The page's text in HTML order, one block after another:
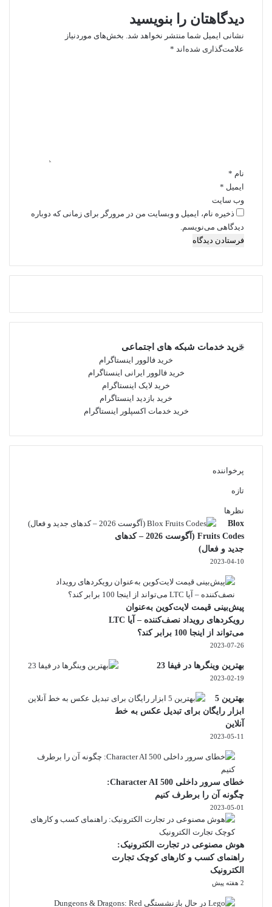
دیدگاهتان را بنویسید
نشانی ایمیل شما منتشر نخواهد شد. بخش‌های موردنیاز
علامت‌گذاری شده‌اند *
نام *
ایمیل *
وب‌ سایت
ذخیره نام، ایمیل و وبسایت من در مرورگر برای زمانی که دوباره
دیدگاهی می‌نویسم.
خرید خدمات شبکه های اجتماعی
خرید فالوور اینستاگرام
خرید فالوور ایرانی اینستاگرام
خرید لایک اینستاگرام
خرید بازدید اینستاگرام
خرید خدمات اکسپلور اینستاگرام
پرخواننده
تازه
نظرها
Blox
Fruits Codes (آگوست 2026 – کدهای
جدید و فعال)
2023-04-10
پیش‌بینی قیمت لایت‌کوین به‌عنوان
رویکردهای رویداد نصف‌کننده – آیا LTC
می‌تواند از اینجا 100 برابر کند؟
2023-07-26
بهترین وینگرها در فیفا 23
2023-02-19
بهترین 5
ابزار رایگان برای تبدیل عکس به خط
آنلاین
2023-05-11
خطای سرور داخلی Character AI 500:
چگونه آن را برطرف کنیم
2023-05-01
هوش مصنوعی در تجارت الکترونیک:
راهنمای کسب و کارهای کوچک تجارت
الکترونیک
2 هفته پیش